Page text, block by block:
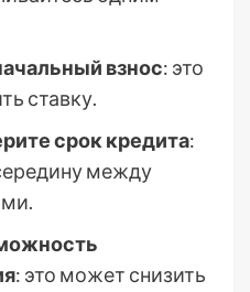
взнос: это
ставку.
срок кредита:
между
: это может снизить